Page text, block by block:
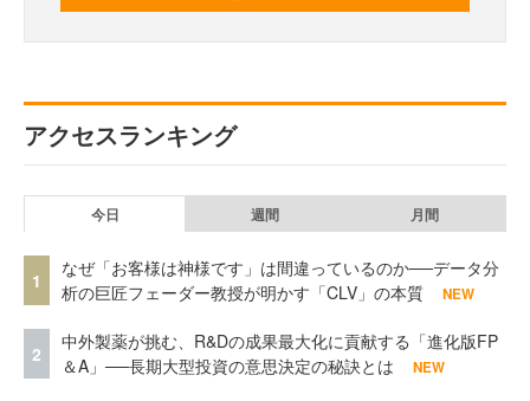
アクセスランキング
今日 週間 月間
1
なぜ「お客様は神様です」は間違っているのか──データ分
析の巨匠フェーダー教授が明かす「CLV」の本質
NEW
2
中外製薬が挑む、R&Dの成果最大化に貢献する「進化版FP
＆A」──長期大型投資の意思決定の秘訣とは
NEW